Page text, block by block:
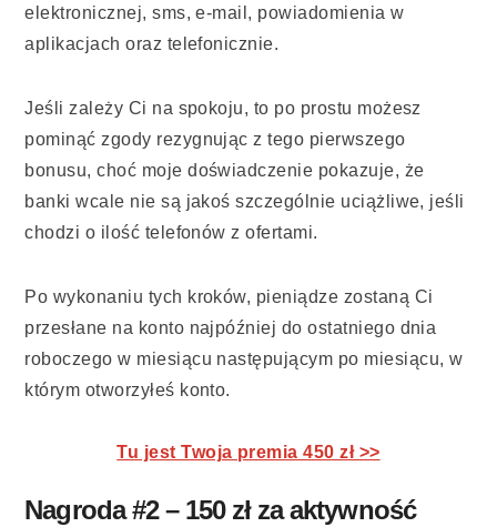
elektronicznej, sms, e-mail, powiadomienia w
aplikacjach oraz telefonicznie.
Jeśli zależy Ci na spokoju, to po prostu możesz
pominąć zgody rezygnując z tego pierwszego
bonusu, choć moje doświadczenie pokazuje, że
banki wcale nie są jakoś szczególnie uciążliwe, jeśli
chodzi o ilość telefonów z ofertami.
Po wykonaniu tych kroków, pieniądze zostaną Ci
przesłane na konto najpóźniej do ostatniego dnia
roboczego w miesiącu następującym po miesiącu, w
którym otworzyłeś konto.
Tu jest Twoja premia 450 zł >>
Nagroda #2 – 150 zł za aktywność